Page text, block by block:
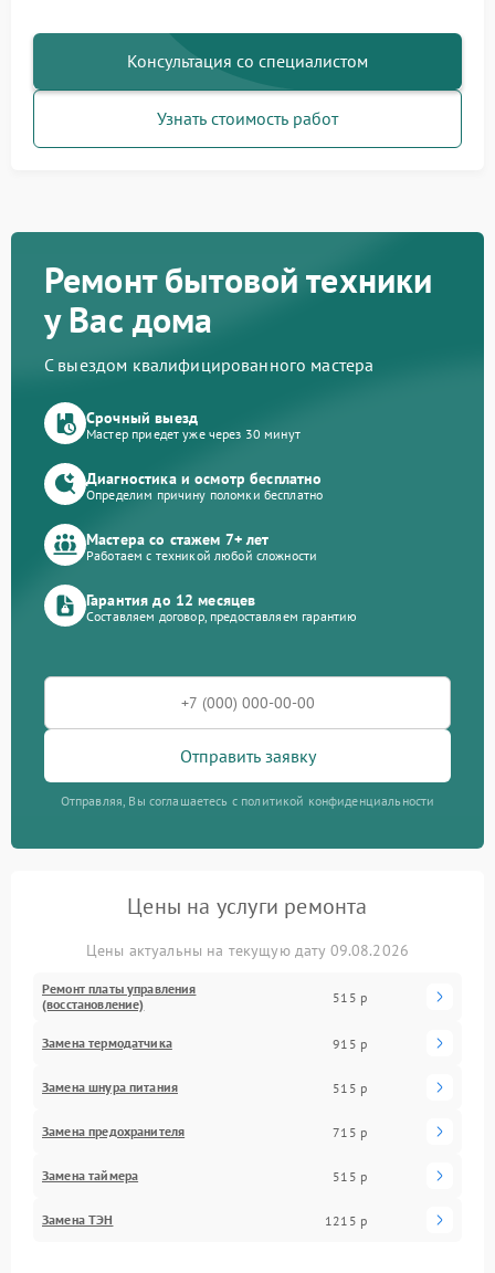
Консультация со специалистом
Узнать стоимость работ
Ремонт бытовой техники
у Вас дома
С выездом квалифицированного мастера
Срочный выезд
Мастер приедет уже через 30 минут
Диагностика и осмотр бесплатно
Определим причину поломки бесплатно
Мастера со стажем 7+ лет
Работаем с техникой любой сложности
Гарантия до 12 месяцев
Составляем договор, предоставляем гарантию
Отправить заявку
Отправляя, Вы соглашаетесь с политикой конфиденциальности
Цены на услуги ремонта
Цены актуальны на текущую дату 09.08.2026
Ремонт платы управления
(восстановление)
515 р
Замена термодатчика 915 р
Замена шнура питания 515 р
Замена предохранителя 715 р
Замена таймера 515 р
Замена ТЭН 1215 р